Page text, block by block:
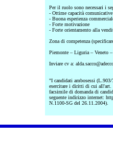
Per il ruolo sono necessari i
- Ottime capacità
- Buona esperienza
- Forte motivazione
- Forte orientamento alla
Zona di competenza
Piemonte – Liguria – Veneto
Inviare cv a:
"I candidati ambosessi
esercitare i diritti di cui all'art.
facsimile di domanda di
seguente indirizzo internet:
N.1100-SG del 26.11.2004).